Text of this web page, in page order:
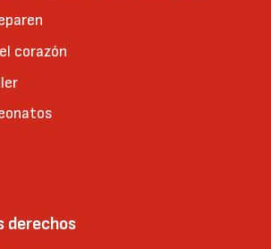
corazón
derechos